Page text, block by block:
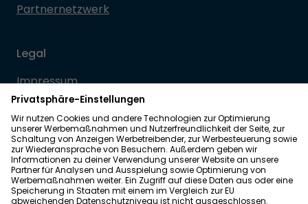
Partnernetzwerk
Legal
Impressum
Datenschutz
Allgemeine Geschäftsbedingungen
Barrierefreiheit